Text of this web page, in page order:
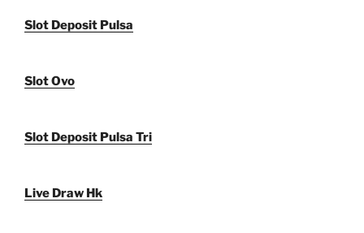
Slot Deposit Pulsa
Slot Ovo
Slot Deposit Pulsa Tri
Live Draw Hk